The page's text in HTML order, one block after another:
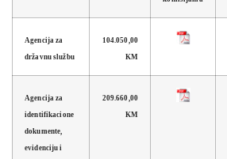
Agencija za
državnu službu
104.050,00
KM
Agencija za
identifikacione
dokumente,
evidenciju i
209.660,00
KM